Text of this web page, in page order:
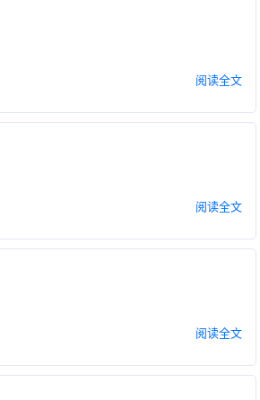
阅读全文
阅读全文
阅读全文